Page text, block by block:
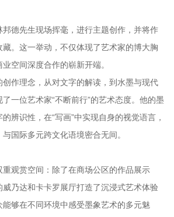
德先生现场挥毫，进行主题创作，并将作
。这一举动，不仅体现了艺术家的博大胸
空间深度合作的崭新开端。
作理念，从对文字的解读，到水墨与现代
一位艺术家“不断前行”的艺术态度。他的墨
辨识性，在“写画”中实现自身的视觉语言，
国际多元跨文化语境密合无间。
观赏空间：除了在商场公区的作品展示
乃达和卡卡罗展厅打造了沉浸式艺术体验
够在不同环境中感受墨象艺术的多元魅